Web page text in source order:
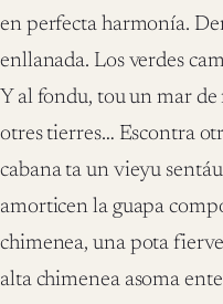
en perfecta harmonía.
enllanada. Los verdes
Y al fondu, tou un mar de
otres tierres… Escontra
cabana ta un vieyu
amorticen la guapa
chimenea, una pota
alta chimenea asoma